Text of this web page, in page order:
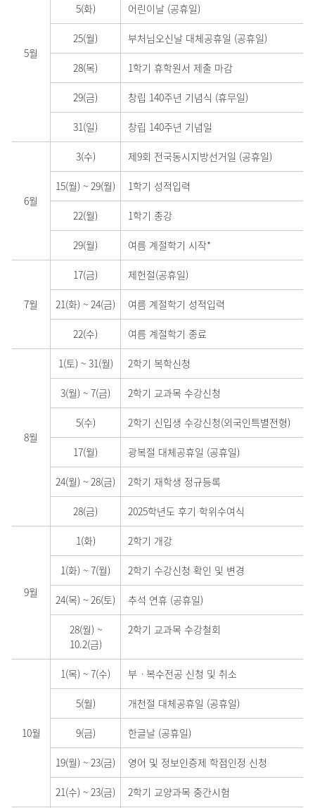
5월
5(화) 어린이날 (공휴일)
25(월) 부처님오신날 대체공휴일 (공휴일)
28(목) 1학기 휴학원서 제출 마감
29(금) 창립 140주년 기념식 (휴무일)
31(일) 창립 140주년 기념일
6월
3(수) 제9회 전국동시지방선거일 (공휴일)
15(월) ~ 29(월) 1학기 성적입력
22(월) 1학기 종강
29(월) 여름 계절학기 시작*
7월
17(금) 제헌절(공휴일)
21(화) ~ 24(금) 여름 계절학기 성적입력
22(수) 여름 계절학기 종료
8월
1(토) ~31(월) 2학기 복학신청
3(월) ~ 7(금) 2학기 교과목 수강신청
5(수) 2학기 신입생 수강신청(외국인특별전형)
17(월) 광복절 대체공휴일 (공휴일)
24(월) ~ 28(금) 2학기 재학생 정규등록
28(금) 2025학년도 후기 학위수여식
9월
1(화) 2학기 개강
1(화) ~ 7(월) 2학기 수강신청 확인 및 변경
24(목) ~ 26(토) 추석 연휴 (공휴일)
28(월) ~
10.2(금)
2학기 교과목 수강철회
10월
1(목) ~ 7(수) 부ㆍ복수전공 신청 및 취소
5(월) 개천절 대체공휴일 (공휴일)
9(금) 한글날 (공휴일)
19(월) ~ 23(금) 영어 및 정보인증제 학점인정 신청
21(수) ~ 23(금) 2학기 교양과목 중간시험